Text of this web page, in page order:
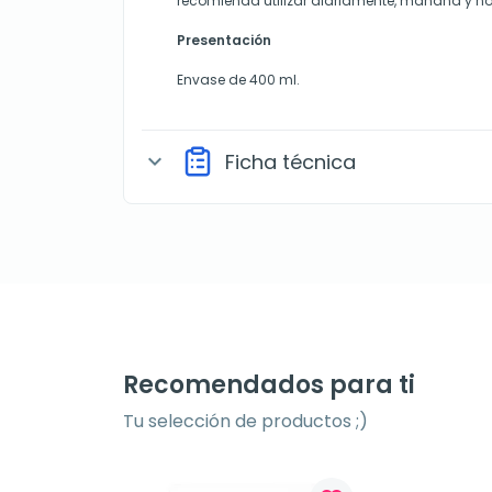
Presentación
Envase de 400 ml.
expand_more Ficha técnica
Recomendados para ti
Tu selección de productos ;)